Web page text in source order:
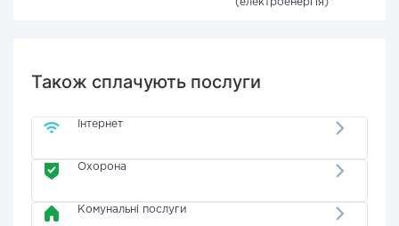
(електроенергія)"
Також сплачують послуги
Інтернет
Охорона
Комунальні послуги